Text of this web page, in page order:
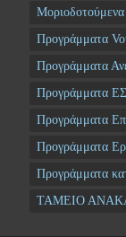
Μοριοδοτούμενα
Προγράμματα
Προγράμματα
Προγράμματα
Προγράμματα
Προγράμματα
Προγράμματα
ΤΑΜΕΙΟ